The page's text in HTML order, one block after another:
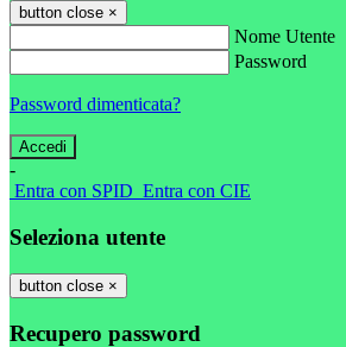
button close ×
Nome Utente
Password
Password dimenticata?
-
Entra con SPID Entra con CIE
Seleziona utente
button close ×
Recupero password